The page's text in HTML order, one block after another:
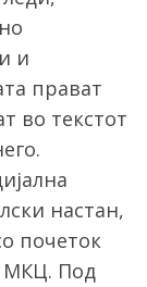
и
прават
во текстот
настан,
почеток
МКЦ. Под